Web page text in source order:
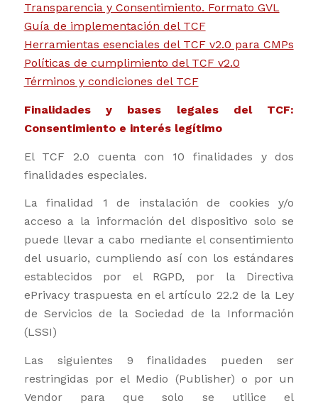
Transparencia y Consentimiento. Formato GVL
Guía de implementación del TCF
Herramientas esenciales del TCF v2.0 para CMPs
Políticas de cumplimiento del TCF v2.0
Términos y condiciones del TCF
Finalidades y bases legales del TCF:
Consentimiento e interés legítimo
El TCF 2.0 cuenta con 10 finalidades y dos
finalidades especiales.
La finalidad 1 de instalación de cookies y/o
acceso a la información del dispositivo solo se
puede llevar a cabo mediante el consentimiento
del usuario, cumpliendo así con los estándares
establecidos por el RGPD, por la Directiva
ePrivacy traspuesta en el artículo 22.2 de la Ley
de Servicios de la Sociedad de la Información
(LSSI)
Las siguientes 9 finalidades pueden ser
restringidas por el Medio (Publisher) o por un
Vendor para que solo se utilice el